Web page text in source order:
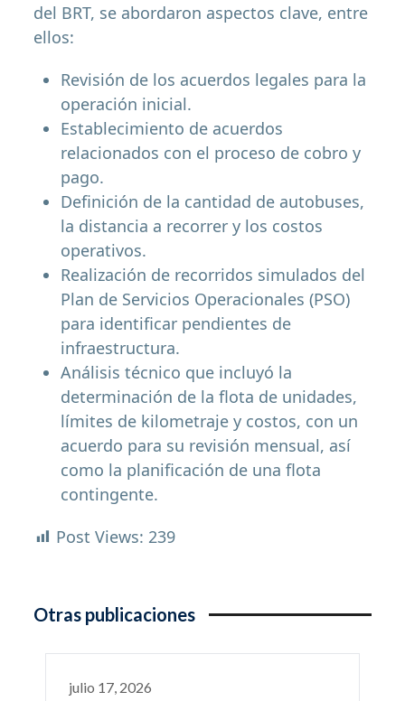
del BRT, se abordaron aspectos clave, entre
ellos:
Revisión de los acuerdos legales para la
operación inicial.
Establecimiento de acuerdos
relacionados con el proceso de cobro y
pago.
Definición de la cantidad de autobuses,
la distancia a recorrer y los costos
operativos.
Realización de recorridos simulados del
Plan de Servicios Operacionales (PSO)
para identificar pendientes de
infraestructura.
Análisis técnico que incluyó la
determinación de la flota de unidades,
límites de kilometraje y costos, con un
acuerdo para su revisión mensual, así
como la planificación de una flota
contingente.
Post Views: 239
Otras publicaciones
julio 17, 2026